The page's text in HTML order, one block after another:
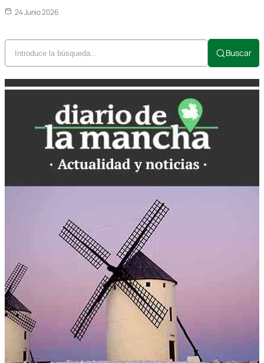
24 Junio 2026
Buscar